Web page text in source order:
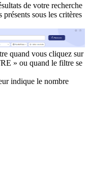
de votre recherche
sous les critères
quand vous cliquez sur
» ou quand le filtre se
indique le nombre